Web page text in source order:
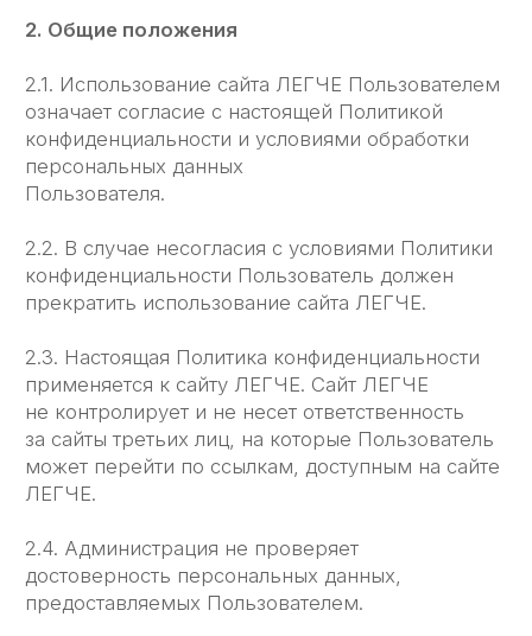
3.2.2. контактный телефон Пользователя;
3.2.3. адрес электронной почты Пользователя
3.2.4. фотографию (при необходимости).
3.3. Сайт ЛЕГЧЕ защищает Данные, которые
автоматически передаются при посещении
— IP адрес;
— информация из Cookies;
— реферер (адрес предыдущей страницы).
невозможность доступа к частям сайта,
3.3.2. Сайт ЛЕГЧЕ осуществляет сбор статистики
об IP-адресах своих посетителей. Данная
информация используется с целью
предотвращения, выявления и решения
технических проблем.
3.4. Любая иная персональная информация,
системы и т. д.) подлежит
за исключением случаев, предусмотренных в
п. 5.2. настоящей Политики конфиденциальности.